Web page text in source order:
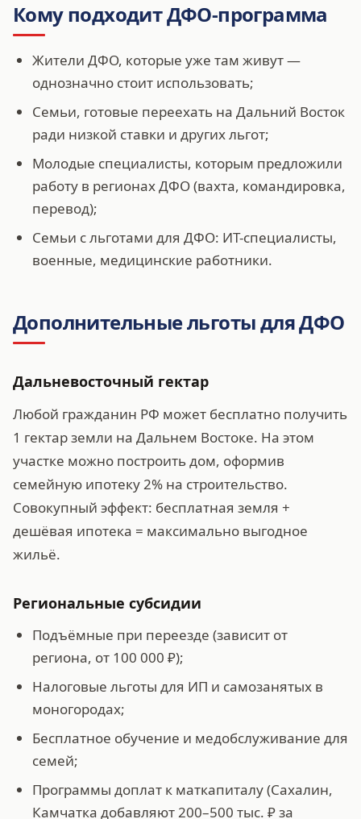
Кому подходит ДФО-программа
Жители ДФО, которые уже там живут —
однозначно стоит использовать;
Семьи, готовые переехать на Дальний Восток
ради низкой ставки и других льгот;
Молодые специалисты, которым предложили
работу в регионах ДФО (вахта, командировка,
перевод);
Семьи с льготами для ДФО: ИТ-специалисты,
военные, медицинские работники.
Дополнительные льготы для ДФО
Дальневосточный гектар
Любой гражданин РФ может бесплатно получить
1 гектар земли на Дальнем Востоке. На этом
участке можно построить дом, оформив
семейную ипотеку 2% на строительство.
Совокупный эффект: бесплатная земля +
дешёвая ипотека = максимально выгодное
жильё.
Региональные субсидии
Подъёмные при переезде (зависит от
региона, от 100 000 ₽);
Налоговые льготы для ИП и самозанятых в
моногородах;
Бесплатное обучение и медобслуживание для
семей;
Программы доплат к маткапиталу (Сахалин,
Камчатка добавляют 200–500 тыс. ₽ за